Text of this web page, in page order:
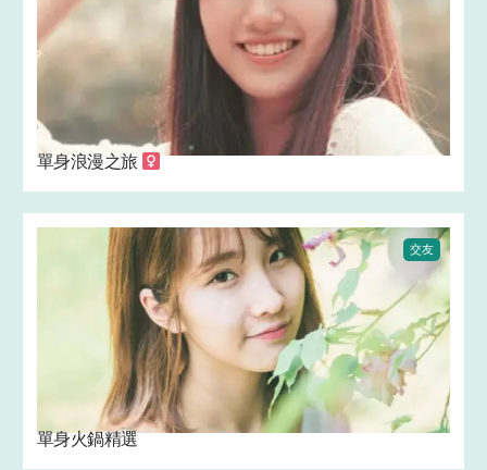
單身浪漫之旅 ‍
交友
單身火鍋精選